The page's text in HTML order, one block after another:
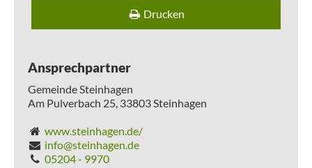
Drucken
Ansprechpartner
Gemeinde Steinhagen
Am Pulverbach 25, 33803 Steinhagen
www.steinhagen.de/
info@steinhagen.de
05204 - 9970